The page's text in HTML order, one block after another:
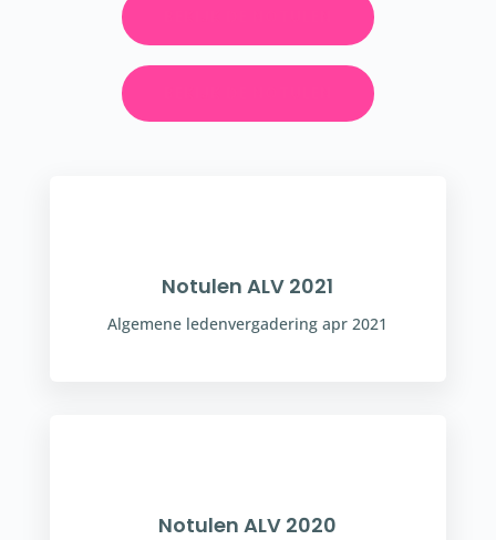
Notulen ALV 2021
Algemene ledenvergadering apr 2021
Notulen ALV 2020